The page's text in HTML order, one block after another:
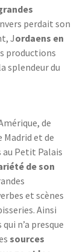
perdait son
Jordaens en
productions
splendeur du
de
Madrid et de
au Petit Palais
de son
et scènes
Ainsi
n’a presque
sources